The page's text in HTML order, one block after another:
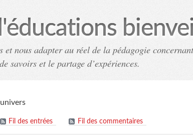
et nous adapter au réel de la pédagogie
savoirs et le partage d’expériences.
univers
Fil des entrées Fil des commentaires